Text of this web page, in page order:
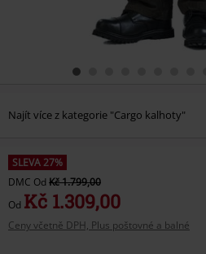
Najít více z kategorie "Cargo kalhoty"
SLEVA 27%
DMC Od Kč 1.799,00
Od Kč 1.309,00
Ceny včetně DPH, Plus poštovné a balné